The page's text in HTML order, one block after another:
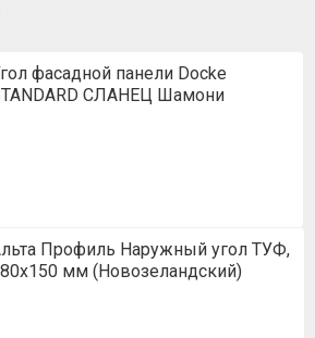
фасадной панели Docke
СЛАНЕЦ Шамони
Профиль Наружный угол ТУФ,
мм (Новозеландский)